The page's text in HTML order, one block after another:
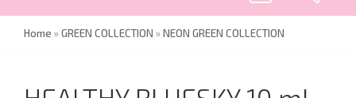
Home »GREEN COLLECTION »NEON GREEN COLLECTION